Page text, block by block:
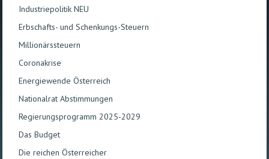
Industriepolitik NEU
Erbschafts- und Schenkungs-Steuern
Millionärssteuern
Coronakrise
Energiewende Österreich
Nationalrat Abstimmungen
Regierungsprogramm 2025-2029
Das Budget
Die reichen Österreicher